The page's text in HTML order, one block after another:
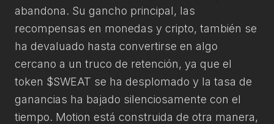
abandona. Su gancho principal, las
recompensas en monedas y cripto, también se
ha devaluado hasta convertirse en algo
cercano a un truco de retención, ya que el
token $SWEAT se ha desplomado y la tasa de
ganancias ha bajado silenciosamente con el
tiempo. Motion está construida de otra manera,